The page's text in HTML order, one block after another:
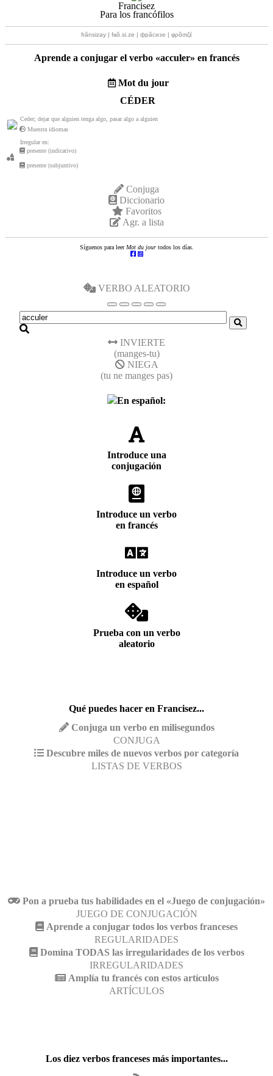
Francisez
Para los francófilos
frãnsizay | fʁɑ̃.si.ze | фрãсизе | φρɑ̃σιζέ
Aprende a conjugar el verbo «acculer» en francés
Mot du jour
CÉDER
Ceder; dejar que alguien tenga algo, pasar algo a alguien
Muestra idiomas
Irregular en:
presente (indicativo)
presente (subjuntivo)
Conjuga
Diccionario
Favoritos
Agr. a lista
Síguenos para leer Mot du jourtodos los días.
VERBO ALEATORIO
INVIERTE
(manges-tu)
NIEGA
(tu ne manges pas)
En español:
Introduce una
conjugación
Introduce un verbo
en francés
Introduce un verbo
en español
Prueba con un verbo
aleatorio
Qué puedes hacer en Francisez...
Conjuga un verbo en milisegundos
CONJUGA
Descubre miles de nuevos verbos por categoría
LISTAS DE VERBOS
Pon a prueba tus habilidades en el «Juego de conjugación»
JUEGO DE CONJUGACIÓN
Aprende a conjugar todos los verbos franceses
REGULARIDADES
Domina TODAS las irregularidades de los verbos
IRREGULARIDADES
Amplía tu francés con estos artículos
ARTÍCULOS
Los diez verbos franceses más importantes...